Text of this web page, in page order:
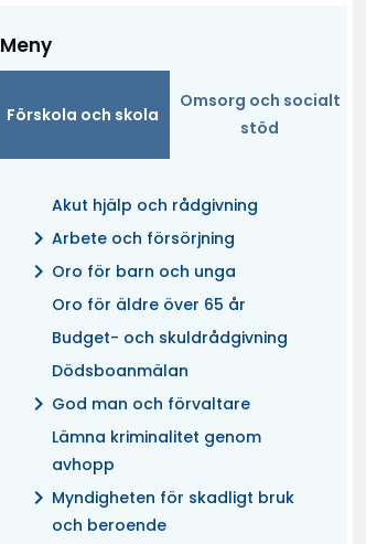
Meny
Förskola och skola
Omsorg och socialt
stöd
Akut hjälp och rådgivning
chevron_right Arbete och försörjning
chevron_right Oro för barn och unga
Oro för äldre över 65 år
Budget- och skuldrådgivning
Dödsboanmälan
chevron_right God man och förvaltare
Lämna kriminalitet genom
avhopp
chevron_right Myndigheten för skadligt bruk
och beroende